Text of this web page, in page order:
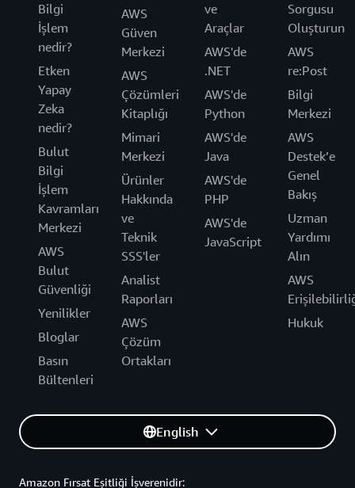
Bilgi
İşlem
nedir?
Etken
Yapay
Zeka
nedir?
Bulut
Bilgi
İşlem
Kavramları
Merkezi
AWS
Bulut
Güvenliği
Yenilikler
Bloglar
Basın
Bültenleri
AWS
Güven
Merkezi
AWS
Çözümleri
Kitaplığı
Mimari
Merkezi
Ürünler
Hakkında
ve
Teknik
SSS'ler
Analist
Raporları
AWS
Çözüm
Ortakları
ve
Araçlar
AWS'de
.NET
AWS'de
Python
AWS'de
Java
AWS'de
PHP
AWS'de
JavaScript
Sorgusu
Oluşturun
AWS
re:Post
Bilgi
Merkezi
AWS
Destek’e
Genel
Bakış
Uzman
Yardımı
Alın
AWS
Hukuk
English
Amazon Fırsat Eşitliği İşverenidir: